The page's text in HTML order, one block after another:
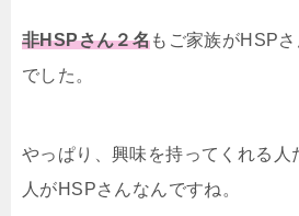
非HSPさん２名もご家族がHSP
でした。
やっぱり、興味を持ってくれる人
人がHSPさんなんですね。